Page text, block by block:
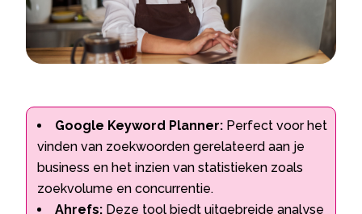
Google Keyword Planner: Perfect voor het
vinden van zoekwoorden gerelateerd aan je
business en het inzien van statistieken zoals
zoekvolume en concurrentie.​
Ahrefs: Deze tool biedt uitgebreide analyse